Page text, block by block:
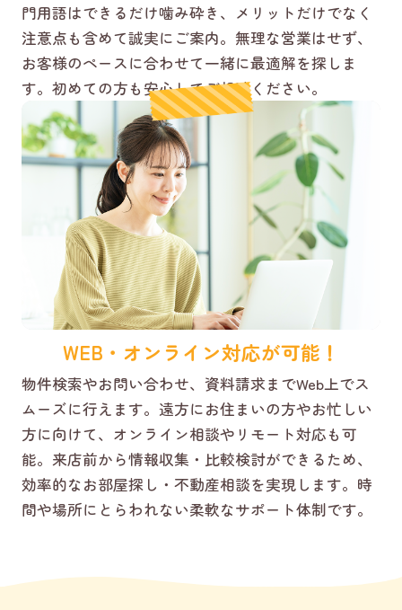
門用語はできるだけ噛み砕き、メリットだけでなく
注意点も含めて誠実にご案内。無理な営業はせず、
お客様のペースに合わせて一緒に最適解を探しま
す。初めての方も安心してご相談ください。
WEB・オンライン対応が可能！
物件検索やお問い合わせ、資料請求までWeb上でス
ムーズに行えます。遠方にお住まいの方やお忙しい
方に向けて、オンライン相談やリモート対応も可
能。来店前から情報収集・比較検討ができるため、
効率的なお部屋探し・不動産相談を実現します。時
間や場所にとらわれない柔軟なサポート体制です。